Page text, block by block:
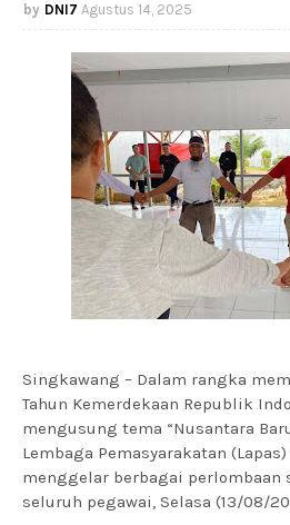
DNI7 Agustus 14, 2025
Singkawang – Dalam rangka
Tahun Kemerdekaan Republik
mengusung tema “Nusantara
Lembaga Pemasyarakatan
menggelar berbagai
seluruh pegawai, Selasa (13/08/